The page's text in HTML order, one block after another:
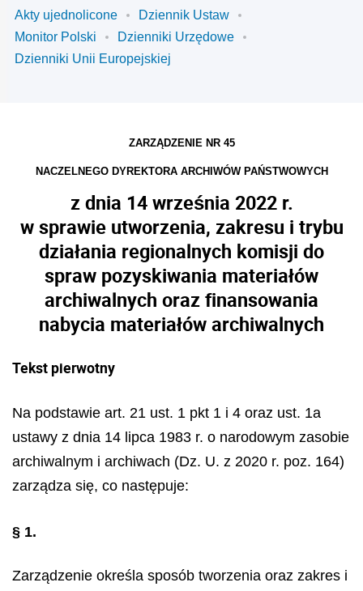
Akty ujednolicone
Dziennik Ustaw
Monitor Polski
Dzienniki Urzędowe
Dzienniki Unii Europejskiej
ZARZĄDZENIE NR 45
NACZELNEGO DYREKTORA ARCHIWÓW PAŃSTWOWYCH
z dnia 14 września 2022 r.
w sprawie utworzenia, zakresu i trybu
działania regionalnych komisji do
spraw pozyskiwania materiałów
archiwalnych oraz finansowania
nabycia materiałów archiwalnych
Tekst pierwotny
Na podstawie art. 21 ust. 1 pkt 1 i 4 oraz ust. 1a
ustawy z dnia 14 lipca 1983 r. o narodowym zasobie
archiwalnym i archiwach (Dz. U. z 2020 r. poz. 164)
zarządza się, co następuje:
§ 1.
Zarządzenie określa sposób tworzenia oraz zakres i